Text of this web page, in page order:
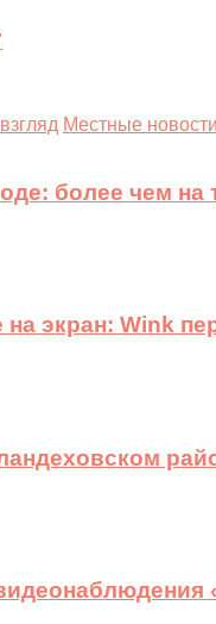
Местные новости
более чем
экран: Wink